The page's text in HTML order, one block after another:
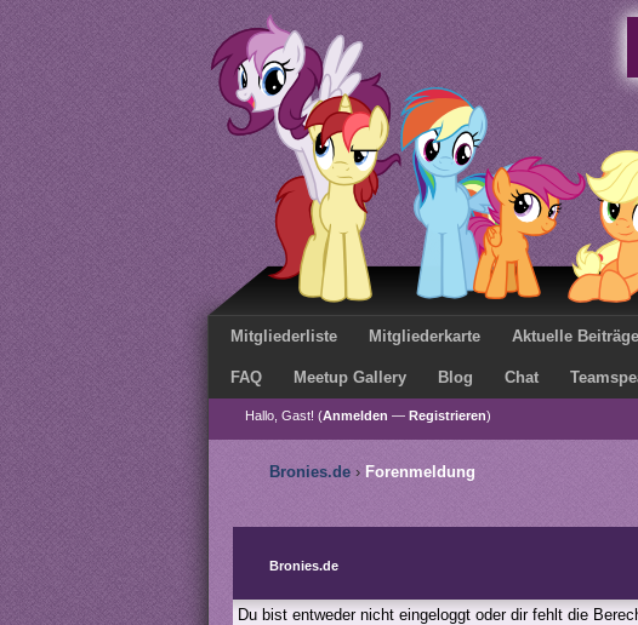
Mitgliederliste Mitgliederkarte Aktuelle Beiträge
FAQ Meetup Gallery Blog Chat
Hallo, Gast! (Anmelden — Registrieren)
Bronies.de › Forenmeldung
Bronies.de
Du bist entweder nicht eingeloggt oder dir fehlt die